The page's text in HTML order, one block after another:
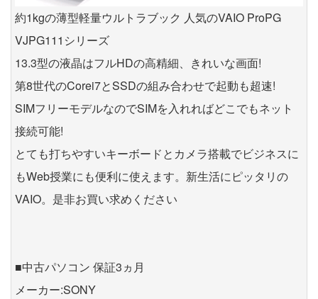
約1kgの薄型軽量ウルトラブック 人気のVAIO ProPG
VJPG111シリーズ
13.3型の液晶はフルHDの高精細、きれいな画面!
第8世代のCorei7とSSDの組み合わせで起動も超速!
SIMフリーモデルなのでSIMを入れればどこでもネット
接続可能!
とても打ちやすいキーボードとカメラ搭載でビジネスに
もWeb授業にも便利に使えます。新生活にピッタリの
VAIO。是非お買い求めください
■中古パソコン 保証3ヵ月
メーカー:SONY